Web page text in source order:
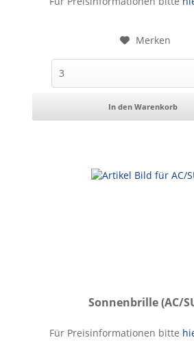
Merken
In den Warenkorb
Sonnenbrille (AC/
Sonnenbrille
Für Preisinformationen bitte